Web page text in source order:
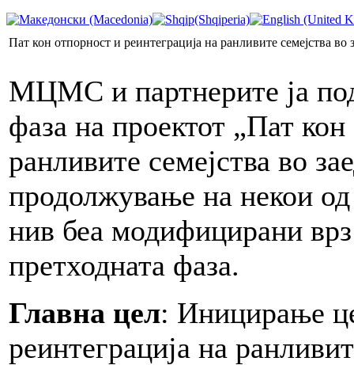
Пат кон отпорност и реинтеграција на ранливите семејства
МЦМС и партнерите ја
фаза на проектот „Пат
ранливите семејства во
продолжување на некои
нив беа модифицирани
претходната фаза.
Главна цел: Иницирање
реинтеграција на